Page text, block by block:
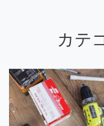
カテ